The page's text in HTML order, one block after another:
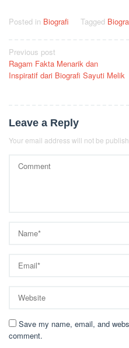
Posted in Biografi Tagged
Post
navigation
Previous post
Ragam Fakta Menarik dan
Inspiratif dari Biografi Sayuti Melik
Leave a Reply
Your email address will not be
Save my name, email, and
comment.